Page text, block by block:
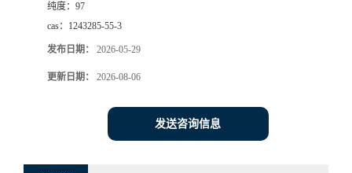
纯度： 97
cas： 1243285-55-3
发布日期： 2026-05-29
更新日期： 2026-08-06
发送咨询信息